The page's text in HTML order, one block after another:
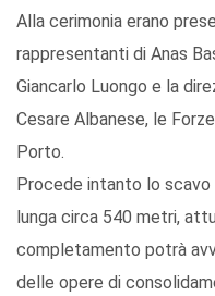
Alla cerimonia erano
rappresentanti di Anas
Giancarlo Luongo e la
Cesare Albanese, le
Porto.
Procede intanto lo scavo
lunga circa 540 metri,
completamento potrà
delle opere di